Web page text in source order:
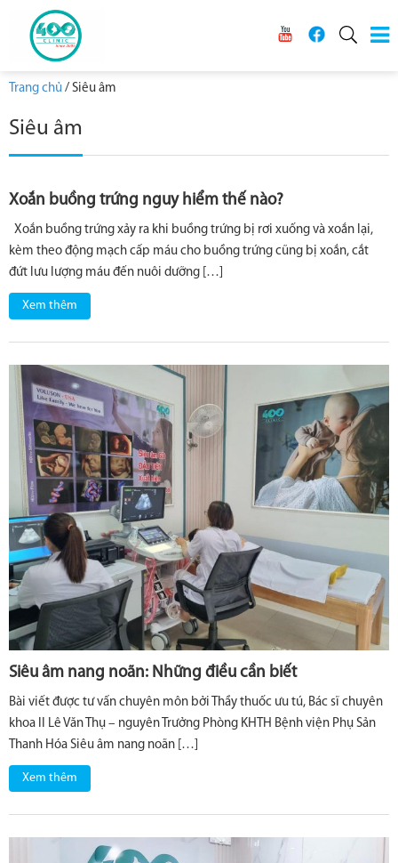
Trang chủ / Siêu âm
Siêu âm
Xoắn buồng trứng nguy hiểm thế nào?
Xoắn buồng trứng xảy ra khi buồng trứng bị rơi xuống và xoắn lại,
kèm theo động mạch cấp máu cho buồng trứng cũng bị xoắn, cắt
đứt lưu lượng máu đến nuôi dưỡng […]
Xem thêm
Siêu âm nang noãn: Những điều cần biết
Bài viết được tư vấn chuyên môn bởi Thầy thuốc ưu tú, Bác sĩ chuyên
khoa II Lê Văn Thụ – nguyên Trưởng Phòng KHTH Bệnh viện Phụ Sản
Thanh Hóa Siêu âm nang noãn […]
Xem thêm